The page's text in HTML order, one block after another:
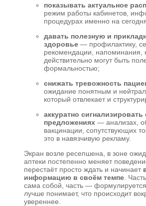
показывать актуальное
режим работы кабинетов,
процедурах именно на
давать полезную и
здоровье — профилактику,
рекомендации, напоминания,
действительно могут быть
формальностью;
снижать тревожность
ожидание понятным и
который отвлекает и
аккуратно
предложениях — анализах,
вакцинации, сопутствующих
это в навязчивую рекламу.
Экран возле ресепшена, в зоне
аптеки постепенно меняет
перестаёт просто ждать и начинает
информацию в своём темпе .
сама собой, часть —
лучше понимает, что происходит
увереннее.